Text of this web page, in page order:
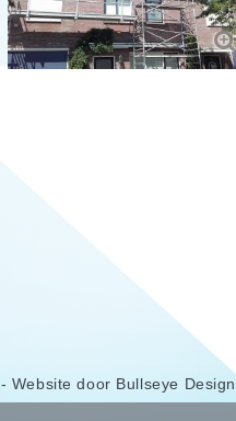
- Website door Bullseye Design